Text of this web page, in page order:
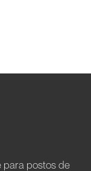
para postos de